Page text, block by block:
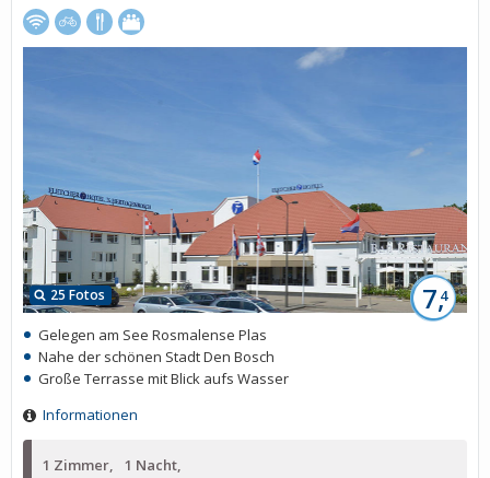
1 Zimmer
1 Nacht
25 Fotos 7,4
Gelegen am See Rosmalense Plas
Nahe der schönen Stadt Den Bosch
Große Terrasse mit Blick aufs Wasser
Informationen